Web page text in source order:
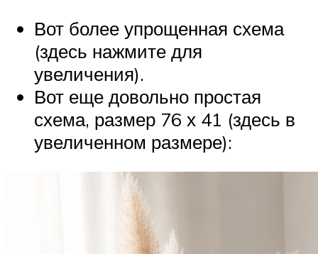
Вот более упрощенная схема
(здесь нажмите для
увеличения).
Вот еще довольно простая
схема, размер 76 х 41 (здесь в
увеличенном размере):